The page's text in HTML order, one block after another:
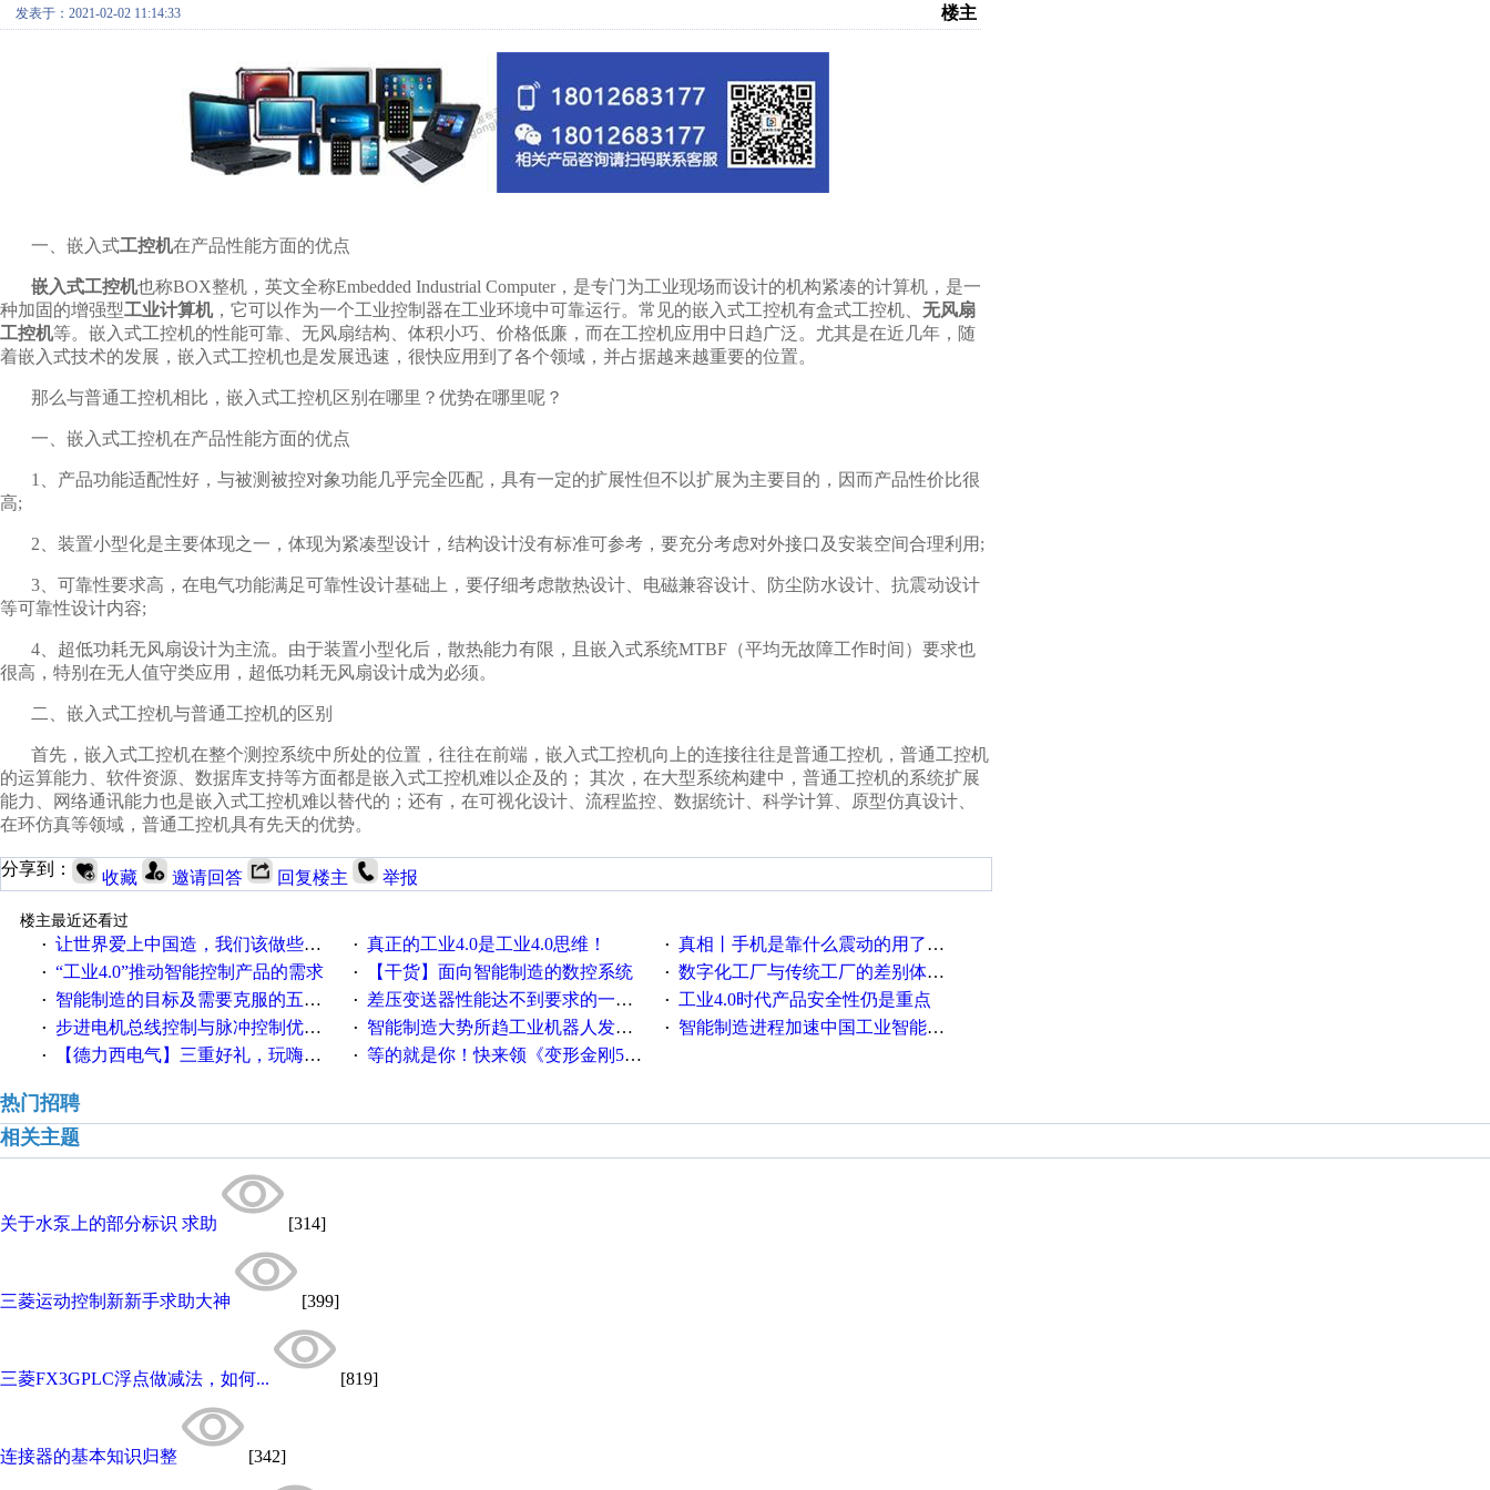
发表于：2021-02-02 11:14:33 楼主
一、嵌入式工控机在产品性能方面的优点
嵌入式工控机也称BOX整机，英文全称Embedded Industrial Computer，是专门为工业现场而设计的机构紧凑的计算机，是一
种加固的增强型工业计算机，它可以作为一个工业控制器在工业环境中可靠运行。常见的嵌入式工控机有盒式工控机、 无风扇
工控机等。嵌入式工控机的性能可靠、无风扇结构、体积小巧、价格低廉，而在工控机应用中日趋广泛。尤其是在近几年，随
着嵌入式技术的发展，嵌入式工控机也是发展迅速，很快应用到了各个领域，并占据越来越重要的位置。
那么与普通工控机相比，嵌入式工控机区别在哪里？优势在哪里呢？
一、嵌入式工控机在产品性能方面的优点
1、产品功能适配性好，与被测被控对象功能几乎完全匹配，具有一定的扩展性但不以扩展为主要目的，因而产品性价比很
高;
2、装置小型化是主要体现之一，体现为紧凑型设计，结构设计没有标准可参考，要充分考虑对外接口及安装空间合理利用;
3、可靠性要求高，在电气功能满足可靠性设计基础上，要仔细考虑散热设计、电磁兼容设计、防尘防水设计、抗震动设计
等可靠性设计内容;
4、超低功耗无风扇设计为主流。由于装置小型化后，散热能力有限，且嵌入式系统MTBF（平均无故障工作时间）要求也
很高，特别在无人值守类应用，超低功耗无风扇设计成为必须。
二、嵌入式工控机与普通工控机的区别
首先，嵌入式工控机在整个测控系统中所处的位置，往往在前端，嵌入式工控机向上的连接往往是普通工控机，普通工控机
的运算能力、软件资源、数据库支持等方面都是嵌入式工控机难以企及的； 其次，在大型系统构建中，普通工控机的系统扩展
能力、网络通讯能力也是嵌入式工控机难以替代的；还有，在可视化设计、流程监控、数据统计、科学计算、原型仿真设计、
在环仿真等领域，普通工控机具有先天的优势。
分享到： 收藏 邀请回答 回复楼主 举报
楼主最近还看过
· 让世界爱上中国造，我们该做些什么 · 真正的工业4.0是工业4.0思维！ · 真相丨手机是靠什么震动的用了这么多年才知道！
· “工业4.0”推动智能控制产品的需求 · 【干货】面向智能制造的数控系统 · 数字化工厂与传统工厂的差别体现在哪里？
· 智能制造的目标及需要克服的五个障碍 · 差压变送器性能达不到要求的一些因素 · 工业4.0时代产品安全性仍是重点
· 步进电机总线控制与脉冲控制优缺点 · 智能制造大势所趋工业机器人发展迅猛 · 智能制造进程加速中国工业智能化之路发展趋势明显
· 【德力西电气】三重好礼，玩嗨夏日！ · 等的就是你！快来领《变形金刚5》观影券
热门招聘
相关主题
关于水泵上的部分标识 求助 [314]
三菱运动控制新新手求助大神 [399]
三菱FX3GPLC浮点做减法，如何... [819]
连接器的基本知识归整 [342]